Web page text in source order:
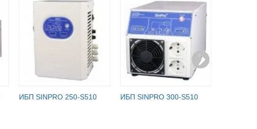
ИБП SINPRO 250-S510 ИБП SINPRO 300-S510